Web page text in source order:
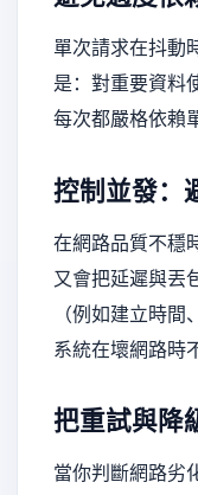
單次請求在抖動
是：對重要資料
每次都嚴格依賴
控制並發：
在網路品質不穩
又會把延遲與丟
（例如建立時
系統在壞網路時
把重試與降
當你判斷網路劣